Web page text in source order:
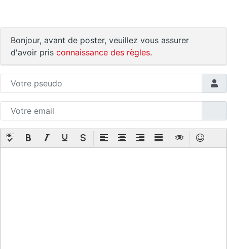
Bonjour, avant de poster, veuillez vous assurer
d'avoir pris connaissance des règles.